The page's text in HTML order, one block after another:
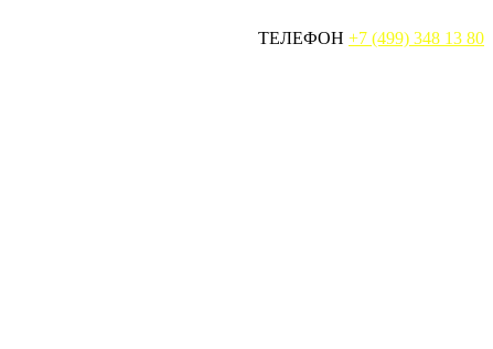
ТЕЛЕФОН +7 (499) 348 13 80